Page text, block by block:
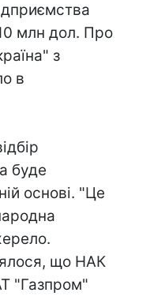
млн дол. Про
з
в
буде
основі. "Це
що НАК
"Газпром"